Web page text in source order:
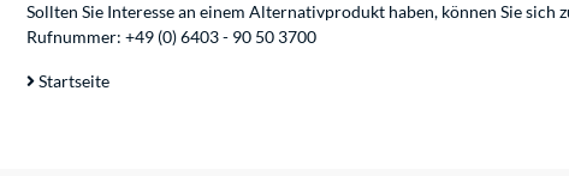
Sollten Sie Interesse an einem Alternativprodukt haben, können Sie sich
Rufnummer: +49 (0) 6403 - 90 50 3700
Startseite